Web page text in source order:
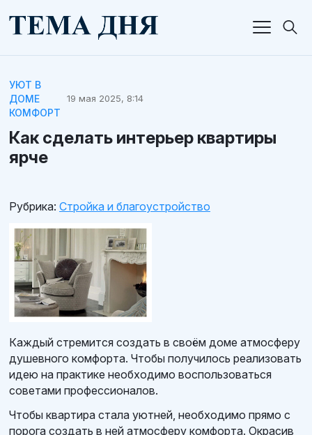
УЮТ В
ДОМЕ
КОМФОРТ
19 мая 2025, 8:14
Как сделать интерьер квартиры
ярче
Рубрика: Стройка и благоустройство
Каждый стремится создать в своём доме атмосферу
душевного комфорта. Чтобы получилось реализовать
идею на практике необходимо воспользоваться
советами профессионалов.
Чтобы квартира стала уютней, необходимо прямо с
порога создать в ней атмосферу комфорта. Окрасив